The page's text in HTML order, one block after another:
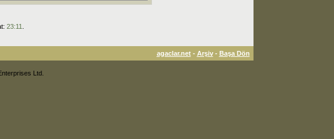
23:11
agaclar.net- Arşiv- Başa Dön
Ltd.